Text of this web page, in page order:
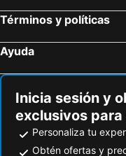
Términos y políticas
Ayuda
Inicia sesión y
exclusivos para
Personaliza tu
Obtén ofertas y